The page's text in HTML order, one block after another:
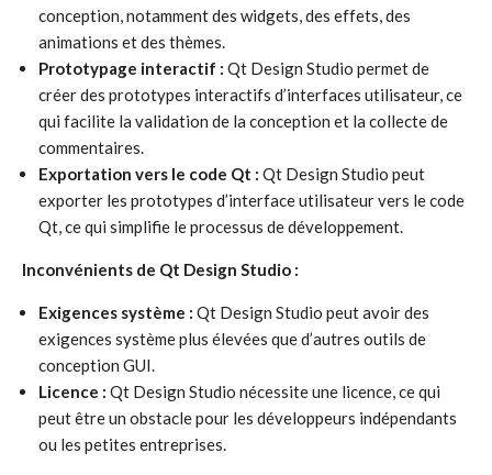
conception, notamment des widgets, des effets, des
animations et des thèmes.
Prototypage interactif : Qt Design Studio permet de
créer des prototypes interactifs d’interfaces utilisateur, ce
qui facilite la validation de la conception et la collecte de
commentaires.
Exportation vers le code Qt : Qt Design Studio peut
exporter les prototypes d’interface utilisateur vers le code
Qt, ce qui simplifie le processus de développement.
Inconvénients de Qt Design Studio :
Exigences système : Qt Design Studio peut avoir des
exigences système plus élevées que d’autres outils de
conception GUI.
Licence : Qt Design Studio nécessite une licence, ce qui
peut être un obstacle pour les développeurs indépendants
ou les petites entreprises.